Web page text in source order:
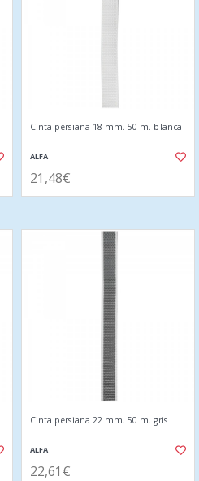
Cinta persiana 18 mm. 50 m. blanca
ALFA
21,48€
Cinta persiana 22 mm. 50 m. gris
ALFA
22,61€